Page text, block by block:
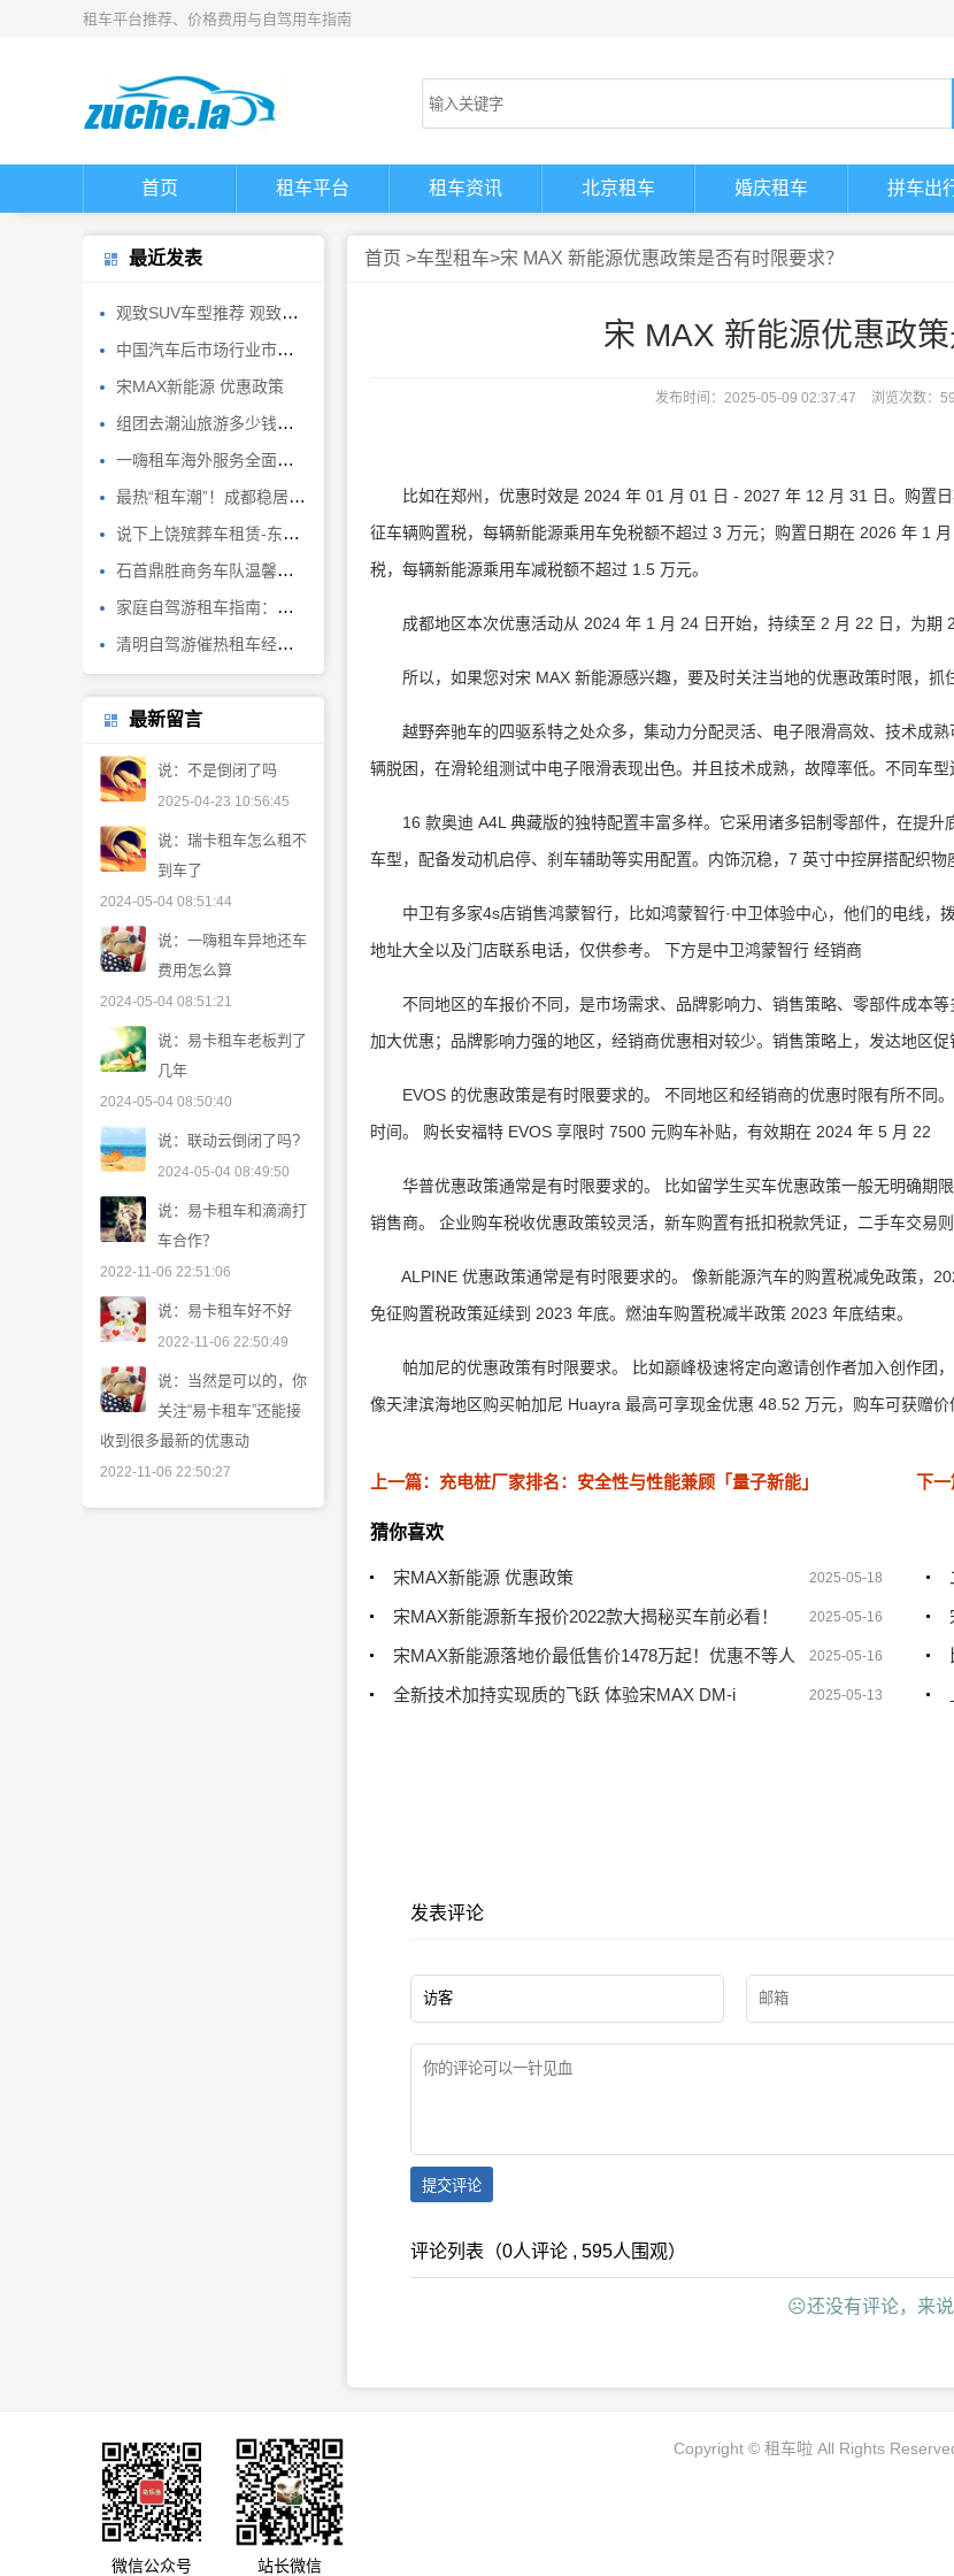
租车平台推荐、价格费用与自驾用车指南
首页 租车平台 租车资讯 北京租车 婚庆租车 拼车出
首页 >车型租车>宋 MAX 新能源优惠政策是否有时限要求？
宋 MAX 新能源优惠政策
发布时间：2025-05-09 02:37:47 浏览次数：
比如在郑州，优惠时效是 2024 年 01 月 01 日 - 2027 年 12 月 31 日。购置
征车辆购置税，每辆新能源乘用车免税额不超过 3 万元；购置日期在 2026 年 1
税，每辆新能源乘用车减税额不超过 1.5 万元。
成都地区本次优惠活动从 2024 年 1 月 24 日开始，持续至 2 月 22 日，为期
所以，如果您对宋 MAX 新能源感兴趣，要及时关注当地的优惠政策时限，抓
越野奔驰车的四驱系特之处众多，集动力分配灵活、电子限滑高效、技术成熟
辆脱困，在滑轮组测试中电子限滑表现出色。并且技术成熟，故障率低。不同车
16 款奥迪 A4L 典藏版的独特配置丰富多样。它采用诸多铝制零部件，在提升
车型，配备发动机启停、刹车辅助等实用配置。内饰沉稳，7 英寸中控屏搭配织物
中卫有多家4s店销售鸿蒙智行，比如鸿蒙智行·中卫体验中心，他们的电线，
地址大全以及门店联系电话，仅供参考。 下方是中卫鸿蒙智行 经销商
不同地区的车报价不同，是市场需求、品牌影响力、销售策略、零部件成本等
加大优惠；品牌影响力强的地区，经销商优惠相对较少。销售策略上，发达地区促
EVOS 的优惠政策是有时限要求的。 不同地区和经销商的优惠时限有所不同
时间。 购长安福特 EVOS 享限时 7500 元购车补贴，有效期在 2024 年 5 月 22
华普优惠政策通常是有时限要求的。 比如留学生买车优惠政策一般无明确期
销售商。 企业购车税收优惠政策较灵活，新车购置有抵扣税款凭证，二手车交易
ALPINE 优惠政策通常是有时限要求的。 像新能源汽车的购置税减免政策，
免征购置税政策延续到 2023 年底。燃油车购置税减半政策 2023 年底结束。
帕加尼的优惠政策有时限要求。 比如巅峰极速将定向邀请创作者加入创作团，
像天津滨海地区购买帕加尼 Huayra 最高可享现金优惠 48.52 万元，购车可获赠
上一篇：充电桩厂家排名：安全性与性能兼顾「量子新能」 下
猜你喜欢
2025-05-18
宋MAX新能源 优惠政策
2025-05-16
宋MAX新能源新车报价2022款大揭秘买车前必看！
2025-05-16
宋MAX新能源落地价最低售价1478万起！优惠不等人
2025-05-13
全新技术加持实现质的飞跃 体验宋MAX DM-i
发表评论
提交评论
评论列表（0人评论 , 595人围观）
☹还没有评论，来
最近发表
观致SUV车型推荐 观致5外观饱满内饰简洁
中国汽车后市场行业市场前瞻与投资战略规划分析报告
宋MAX新能源 优惠政策
组团去潮汕旅游多少钱潮汕四日游报团行程来潮汕旅游避坑避雷
一嗨租车海外服务全面焕新 轻松自驾畅游全球
最热“租车潮”！成都稳居客流TOP10城市
说下上饶殡葬车租赁-东莞遗体长途转运
石首鼎胜商务车队温馨提示：冰雪天气注意出行安全！
家庭自驾游租车指南：这些品牌受欢迎
清明自驾游催热租车经济神州租车跨城预订量较往年增长130%
最新留言
说：不是倒闭了吗
2025-04-23 10:56:45
说：瑞卡租车怎么租不
到车了
2024-05-04 08:51:44
说：一嗨租车异地还车
费用怎么算
2024-05-04 08:51:21
说：易卡租车老板判了
几年
2024-05-04 08:50:40
说：联动云倒闭了吗?
2024-05-04 08:49:50
说：易卡租车和滴滴打
车合作？
2022-11-06 22:51:06
说：易卡租车好不好
2022-11-06 22:50:49
说：当然是可以的，你
关注“易卡租车”还能接
收到很多最新的优惠动
2022-11-06 22:50:27
微信公众号 站长微信
Copyright © 租车啦 All Rights